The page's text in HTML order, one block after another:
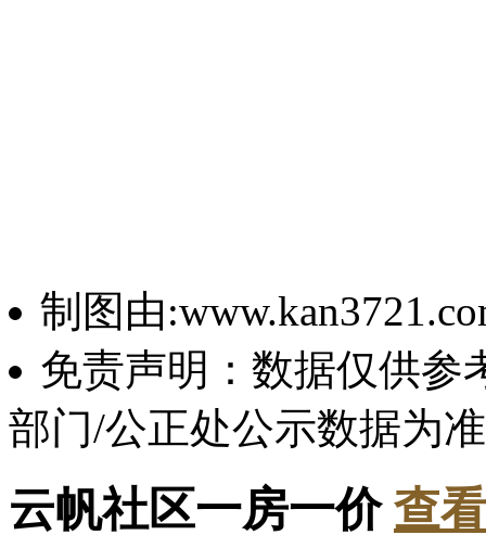
制图由
免责声明：数据仅供参
部门/公正处公示数据为
云帆社区一房一价 查